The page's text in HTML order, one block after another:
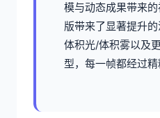
模与动态成果带来
版带来了显著提升
体积光/体积雾以及
型，每一帧都经过精